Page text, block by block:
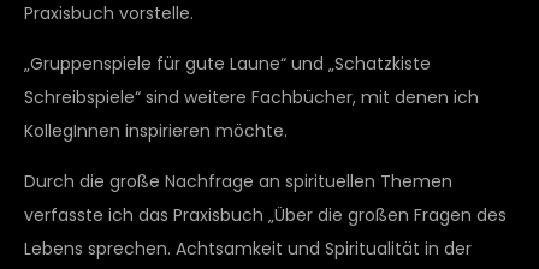
Praxisbuch vorstelle.
„Gruppenspiele für gute Laune“ und „Schatzkiste
Schreibspiele“ sind weitere Fachbücher, mit denen ich
KollegInnen inspirieren möchte.
Durch die große Nachfrage an spirituellen Themen
verfasste ich das Praxisbuch „Über die großen Fragen des
Lebens sprechen. Achtsamkeit und Spiritualität in der